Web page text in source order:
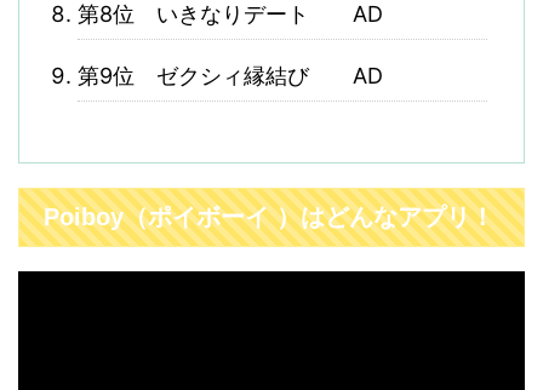
第8位 いきなりデート AD
第9位 ゼクシィ縁結び AD
Poiboy（ポイボーイ ）はどんなアプリ！